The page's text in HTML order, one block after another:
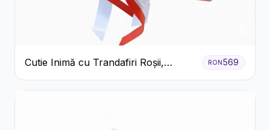
Cutie Inimă cu Trandafiri Roșii,
Crizanteme Albe și Bomboane
Raffaello
RON569